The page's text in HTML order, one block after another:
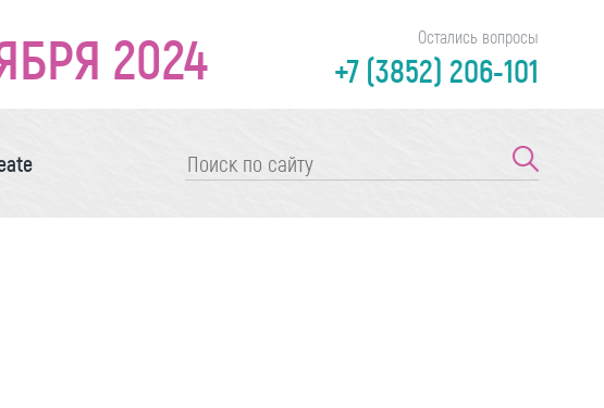
2024 Остались вопросы
+7 (3852) 206-101